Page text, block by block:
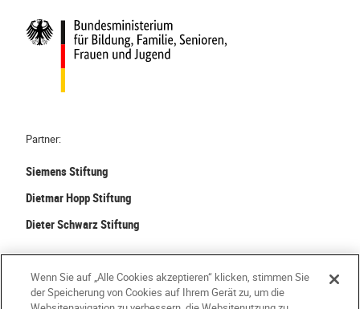
Partner:
Siemens Stiftung
Dietmar Hopp Stiftung
Dieter Schwarz Stiftung
Wenn Sie auf „Alle Cookies akzeptieren“ klicken, stimmen Sie
der Speicherung von Cookies auf Ihrem Gerät zu, um die